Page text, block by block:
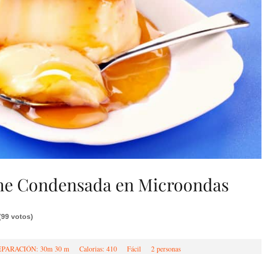
Condensada en Microondas
99 votos)
30 m Calorias: 410 Fácil 2 personas